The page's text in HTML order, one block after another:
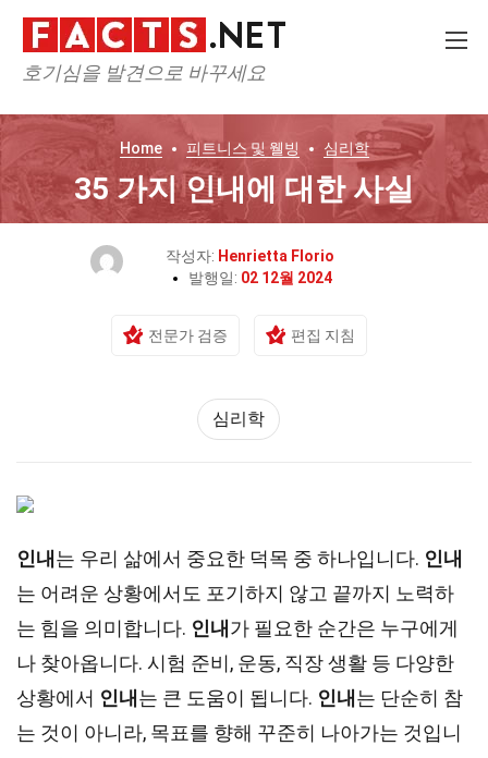
호기심을 발견으로 바꾸세요
Home 피트니스 및 웰빙 심리학
35 가지 인내에 대한 사실
작성자: Henrietta Florio
발행일: 02 12월 2024
전문가 검증 편집 지침
심리학
인내 는 우리 삶에서 중요한 덕목 중 하나입니다. 인내
는 어려운 상황에서도 포기하지 않고 끝까지 노력하
는 힘을 의미합니다. 인내 가 필요한 순간은 누구에게
나 찾아옵니다. 시험 준비, 운동, 직장 생활 등 다양한
상황에서 인내 는 큰 도움이 됩니다. 인내 는 단순히 참
는 것이 아니라, 목표를 향해 꾸준히 나아가는 것입니